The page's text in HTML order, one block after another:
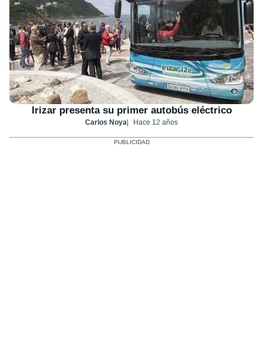
Irizar presenta su primer autobús eléctrico
Carlos Noya Hace 12 años